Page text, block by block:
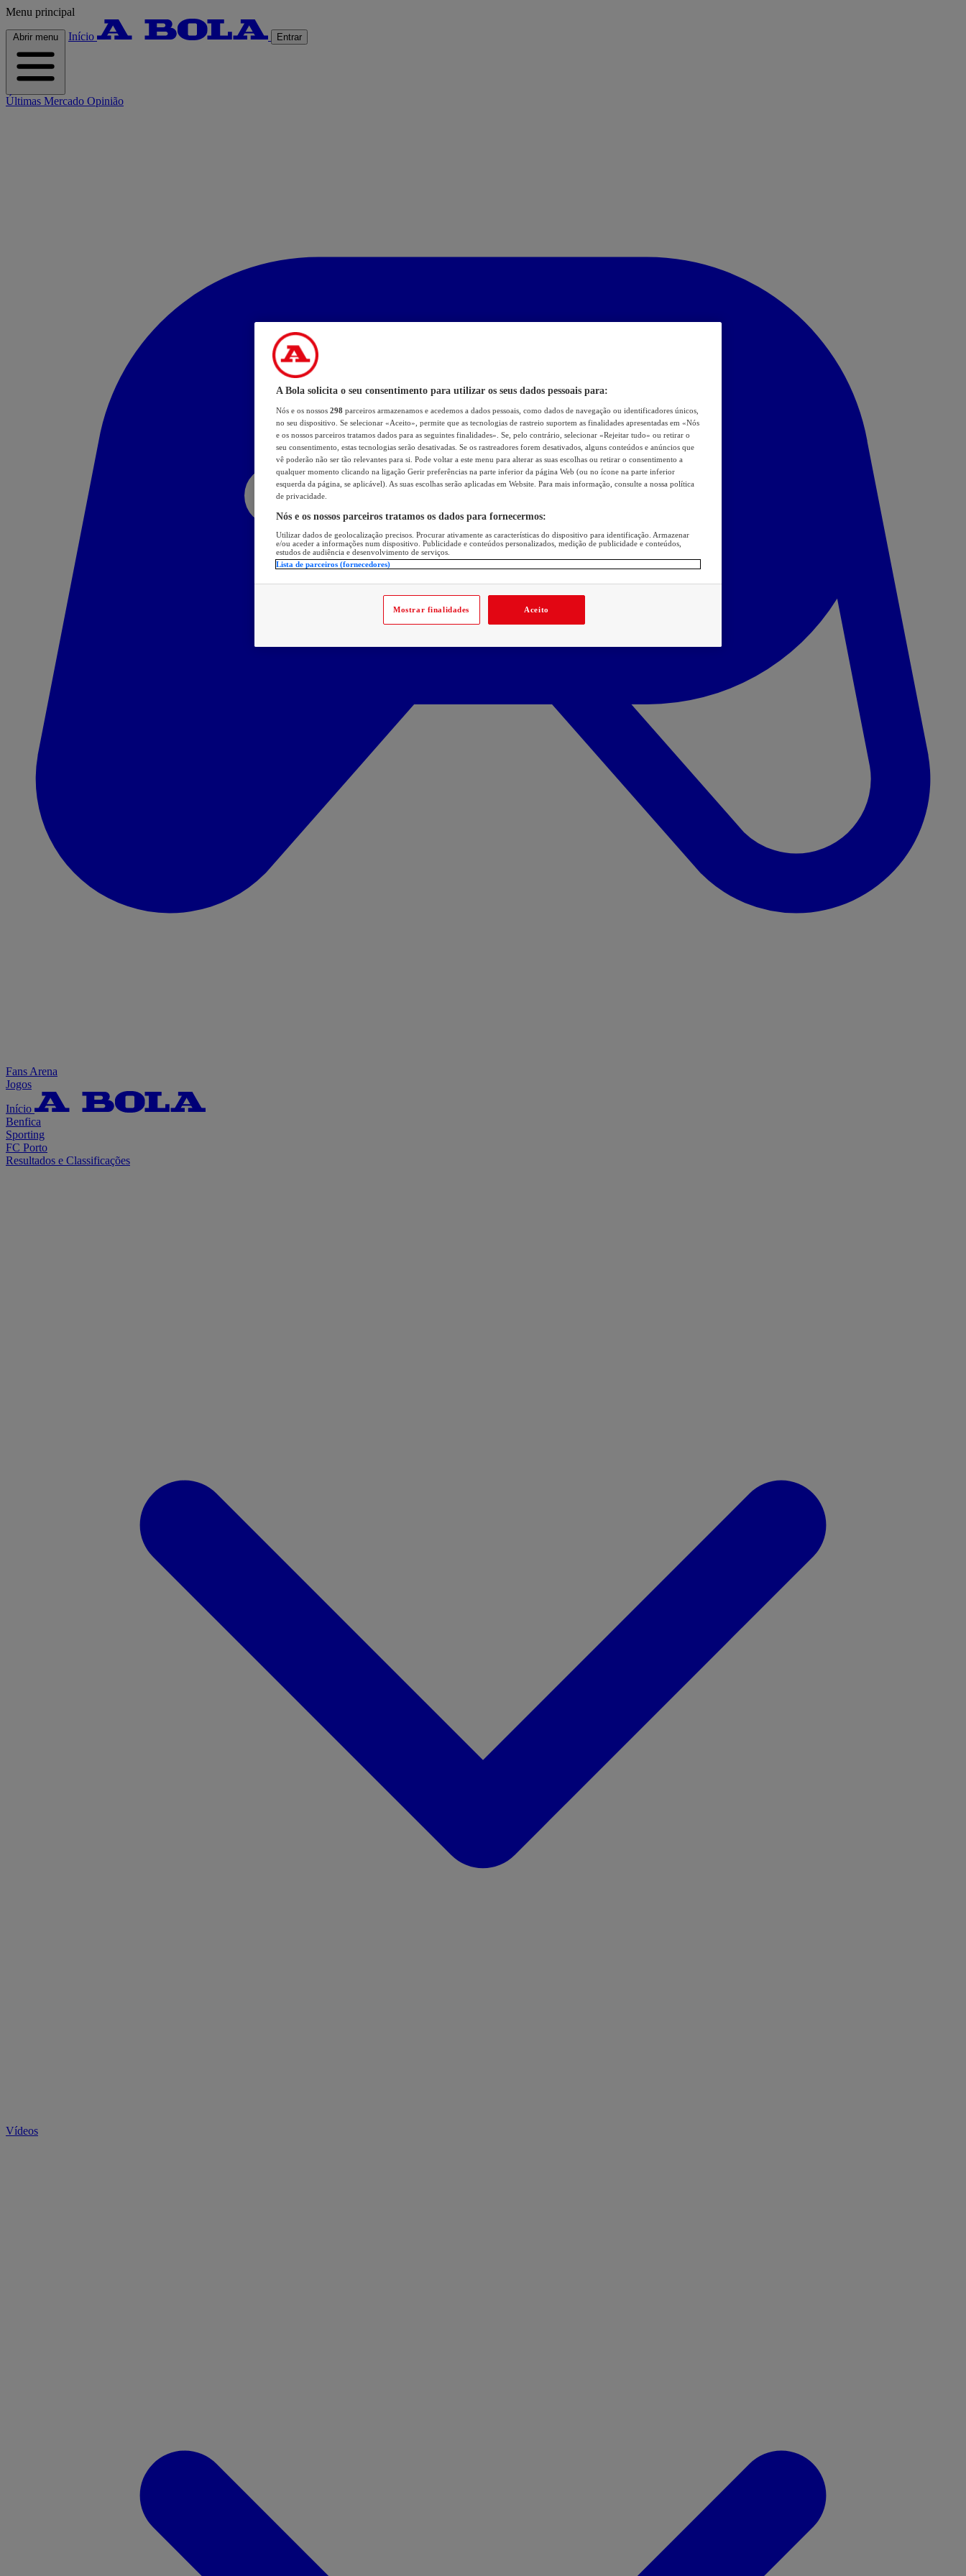
Menu principal
Abrir menu Início Entrar
Últimas Mercado Opinião
Fans Arena
Jogos
Início
Benfica
Sporting
FC Porto
Resultados e Classificações
Vídeos
A Bola solicita o seu consentimento para utilizar os seus dados pessoais para:
Nós e os nossos 298 parceiros armazenamos e acedemos a dados pessoais, como dados de navegação ou identificadores únicos,
no seu dispositivo. Se selecionar «Aceito», permite que as tecnologias de rastreio suportem as finalidades apresentadas em «Nós
e os nossos parceiros tratamos dados para as seguintes finalidades». Se, pelo contrário, selecionar «Rejeitar tudo» ou retirar o
seu consentimento, estas tecnologias serão desativadas. Se os rastreadores forem desativados, alguns conteúdos e anúncios que
vê poderão não ser tão relevantes para si. Pode voltar a este menu para alterar as suas escolhas ou retirar o consentimento a
qualquer momento clicando na ligação Gerir preferências na parte inferior da página Web (ou no ícone na parte inferior
esquerda da página, se aplicável). As suas escolhas serão aplicadas em Website. Para mais informação, consulte a nossa política
de privacidade.
Nós e os nossos parceiros tratamos os dados para fornecermos:
Utilizar dados de geolocalização precisos. Procurar ativamente as características do dispositivo para identificação. Armazenar
e/ou aceder a informações num dispositivo. Publicidade e conteúdos personalizados, medição de publicidade e conteúdos,
estudos de audiência e desenvolvimento de serviços.
Lista de parceiros (fornecedores)
Mostrar finalidades Aceito